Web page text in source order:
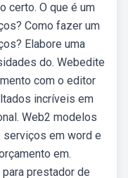
certo. O que é um
Como fazer um
Elabore uma
do. Webedite
com o editor
incríveis em
Web2 modelos
serviços em word e
em.
prestador de